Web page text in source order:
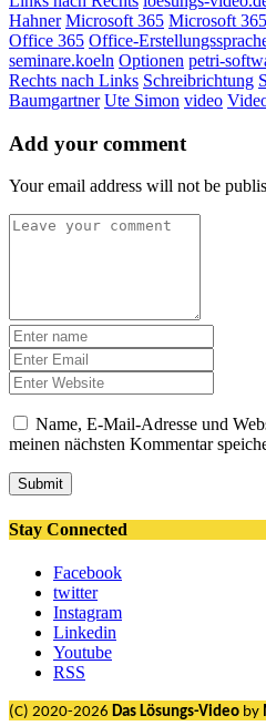
Hahner Microsoft 365 Microsoft
Office 365 Office-
seminare.koeln Optionen petri-
Rechts nach Links Schreibrichtung
Baumgartner Ute Simon video
Add your comment
Your email address will not be
Name, E-Mail-Adresse und
meinen nächsten Kommentar
Submit
Stay Connected
Facebook
twitter
Instagram
Linkedin
Youtube
RSS
(C) 2020-2026 Das Lösungs-Video by